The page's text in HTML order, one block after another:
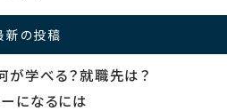
新の投稿
が学べる？就職先は？
になるには